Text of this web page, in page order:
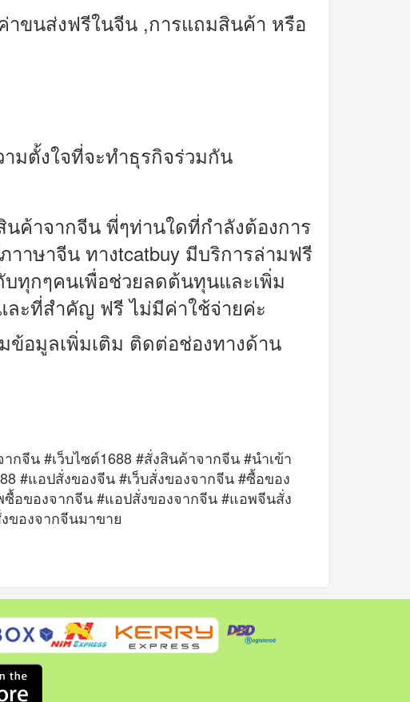
าขนส่งฟรีในจีน ,การแถมสินค้า หรือ
มตั้งใจที่จะทำธุรกิจร่วมกัน
ค้าจากจีน พี่ๆท่านใดที่กำลังต้องการ
าษาจีน ทางtcatbuy มีบริการล่ามฟรี
บทุกๆคนเพื่อช่วยลดต้นทุนและเพิ่ม
ละที่สำคัญ ฟรี ไม่มีค่าใช้จ่ายค่ะ
ข้อมูลเพิ่มเติม ติดต่อช่องทางด้าน
กจีน #เว็บไซต์1688 #สั่งสินค้าจากจีน #นำเข้า
#แอปสั่งของจีน #เว็บสั่งของจากจีน #ซื้อของ
อของจากจีน #แอปสั่งของจากจีน #แอพจีนสั่ง
ของจากจีนมาขาย